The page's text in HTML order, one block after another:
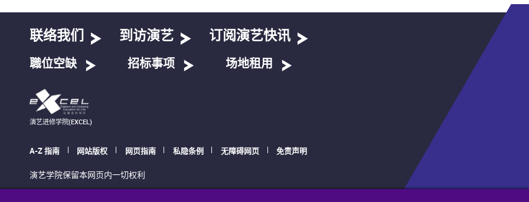
联络我们 到访演艺 订阅演艺快讯
職位空缺 招标事项 场地租用
演艺进修学院(EXCEL)
A-Z 指南 网站版权 网页指南 私隐条例 无障碍网页 免责声明
演艺学院保留本网页内一切权利